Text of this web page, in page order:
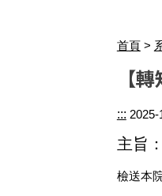
首頁>
【
::: 2025-
主旨：
檢送本